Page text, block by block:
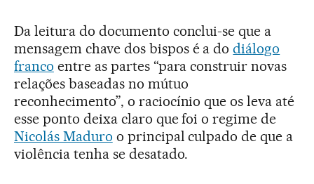
Da leitura do documento conclui-se que a
mensagem chave dos bispos é a dodiálogo
franco entre as partes “para construir novas
relações baseadas no mútuo
reconhecimento”, o raciocínio que os leva até
esse ponto deixa claro que foi o regime de
Nicolás Maduro o principal culpado de que a
violência tenha se desatado.